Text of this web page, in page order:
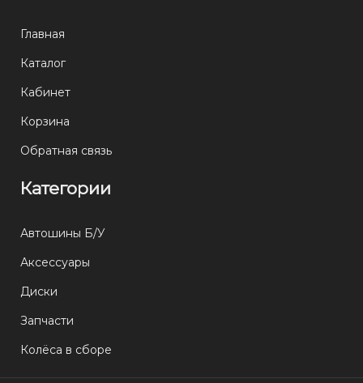
Главная
Каталог
Кабинет
Корзина
Обратная связь
Категории
Автошины Б/У
Аксессуары
Диски
Запчасти
Колёса в сборе